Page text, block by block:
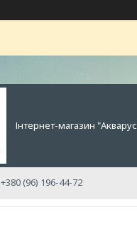
Інтернет-магазин
+380 (96) 196-44-72